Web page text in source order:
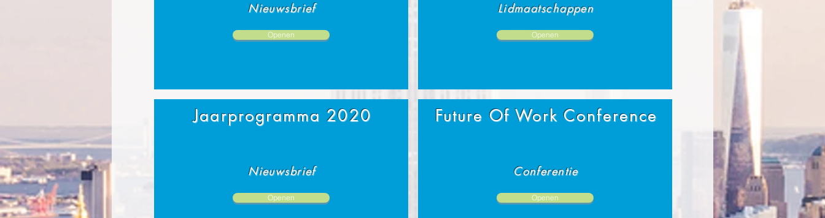
Nieuwsbrief
Openen
Jaarprogramma 2020
Nieuwsbrief
Openen
Lidmaatschappen
Openen
Future Of Work Conference
Conferentie
Openen